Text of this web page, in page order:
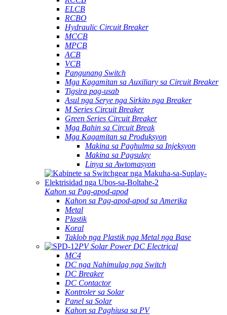
ELCB
RCBO
Hydraulic Circuit Breaker
MCCB
MPCB
ACB
VCB
Pangunang Switch
Mga Kagamitan sa Auxiliary sa Circuit Breaker
Tigsira pag-usab
Asul nga Serye nga Sirkito nga Breaker
M Series Circuit Breaker
Green Series Circuit Breaker
Mga Bahin sa Circuit Break
Mga Kagamitan sa Produksyon
Makina sa Paghulma sa Injeksyon
Makina sa Pagsulay
Linya sa Awtomasyon
Kahon sa Pag-apod-apod
Kahon sa Pag-apod-apod sa Amerika
Metal
Plastik
Koral
Taklob nga Plastik nga Metal nga Base
PV Solar Power DC Electrical
MC4
DC nga Nahimulag nga Switch
DC Breaker
DC Contactor
Kontroler sa Solar
Panel sa Solar
Kahon sa Paghiusa sa PV